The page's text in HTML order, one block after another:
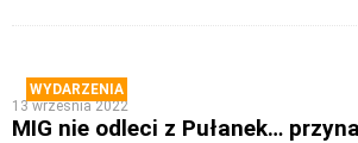
WYDARZENIA
13 września 2022
MIG nie odleci z Pułanek…